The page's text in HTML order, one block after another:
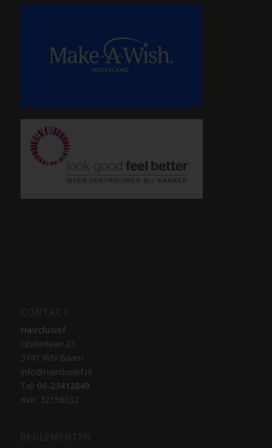
Hairclusief
Lindenlaan 23
3741 WN Baarn
info@hairclusief.nl
Tel: 06-23412849
KvK: 32158032